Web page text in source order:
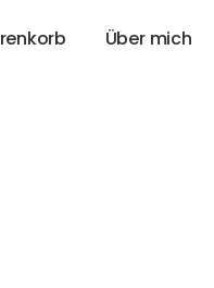
renkorb Über mich